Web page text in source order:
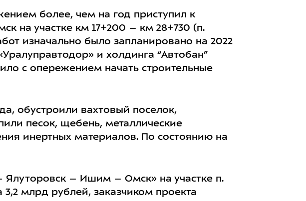
более, чем на год приступил к
на участке км 17+200 – км 28+730 (п.
изначально было запланировано на 2022
и холдинга “Автобан”
с опережением начать строительные
обустроили вахтовый поселок,
песок, щебень, металлические
инертных материалов. По состоянию на
Ялуторовск – Ишим – Омск» на участке п.
млрд рублей, заказчиком проекта